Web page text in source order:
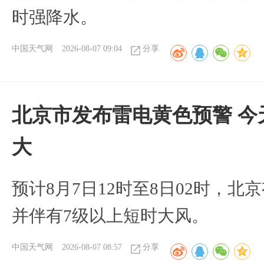
时强降水。
中国天气网 2026-08-07 09:04 分享
北京市发布雷电黄色预警
大
预计8月7日12时至8日02时，北
并伴有7级以上短时大风。
中国天气网 2026-08-07 08:57 分享